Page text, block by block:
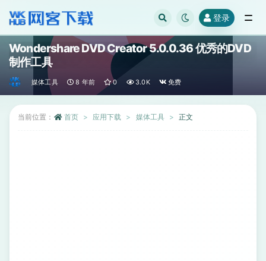
登录
Wondershare DVD Creator 5.0.0.36 优秀的DVD
制作工具
媒体工具 8 年前 0 3.0K 免费
当前位置： 首页 应用下载 媒体工具 正文
全部